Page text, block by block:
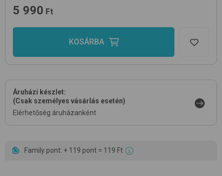
5 990 Ft
KOSÁRBA
Áruházi készlet:
(Csak személyes vásárlás esetén)
Elérhetőség áruházanként
Family pont: + 119 pont = 119 Ft